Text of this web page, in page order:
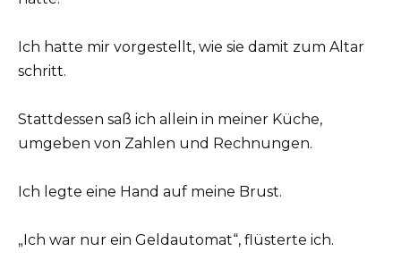
Ich hatte mir vorgestellt, wie sie damit zum Altar
schritt.
Stattdessen saß ich allein in meiner Küche,
umgeben von Zahlen und Rechnungen.
Ich legte eine Hand auf meine Brust.
„Ich war nur ein Geldautomat“, flüsterte ich.